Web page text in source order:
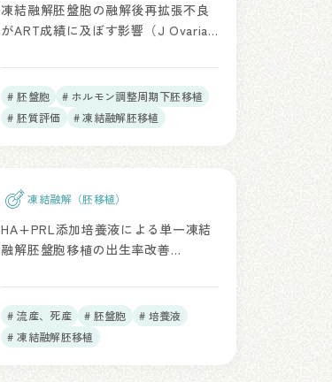
凍結融解胚盤胞の融解後再拡張不良
がART成績に及ぼす影響（J Ovarian
# 胚盤胞
# ホルモン調整周期下胚移植
# 胚質評価
# 凍結融解胚移植
凍結融解（胚移植）
HA+PRL添加培養液による単一凍結
融解胚盤胞移植の出生率改善
# 流産、死産 # 胚盤胞
# 培養液
# 凍結融解胚移植